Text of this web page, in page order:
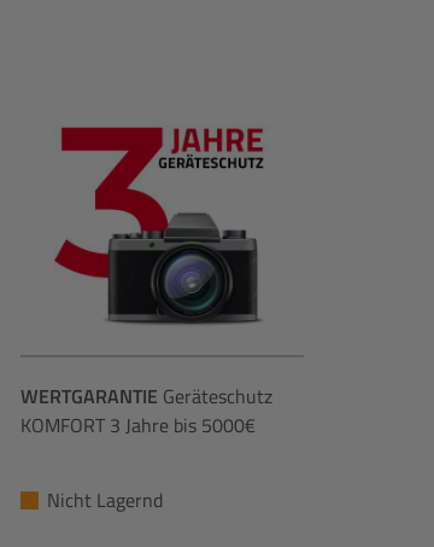
WERTGARANTIE Geräteschutz
KOMFORT 3 Jahre bis 5000€
Nicht Lagernd